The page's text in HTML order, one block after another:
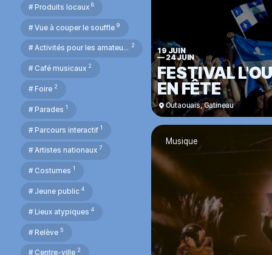
# Produits locaux 8
# Vue à couper le souffle 9
# Activités pour les amateurs 2
# Café musicaux 2
# Foire 2
# Parades 1
# Parcours interactif 1
# Artistes nationaux 7
# Costumes 1
# Jeune public 4
# Lieux atypiques 4
# Relève 5
# Centre-ville 2
19 JUIN
— 24 JUIN
FESTIVAL
EN FÊTE
Outaouais, Gatineau
Musique